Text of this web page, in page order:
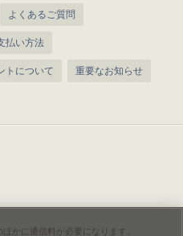
よくあるご質問
払い方法
トについて 重要なお知らせ
かに通信料が必要になります。